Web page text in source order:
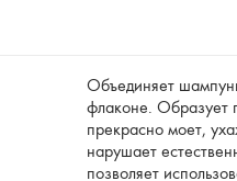
Объединяет
флаконе. Образует
прекрасно моет,
нарушает
позволяет